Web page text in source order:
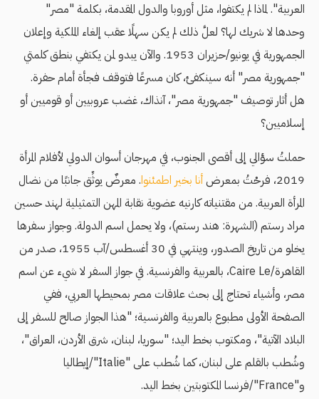
العربية". لماذا لم يكتفوا، مثل أوروبا والدول المقدمة، بكلمة "مصر"
وحدها لا شريك لها؟ لعلَّ ذلك لم يكن سهلًا عقب إلغاء الملكية وإعلان
الجمهورية في يونيو/حزيران 1953. والآن يبدو لمن يكتفي بنطق كلمتي
"جمهورية مصر" أنه سينكفئ، كان مسرعًا فتوقف فجأة أمام حفرة.
هل أثار توصيف "جمهورية مصر"، آنذاك، غضب عروبيين أو قوميين أو
إسلاميين؟
حملتُ سؤالي إلى أقصى الجنوب، في مهرجان أسوان الدولي لأفلام المرأة
2019، فرحْتُ بمعرض
أنا بخير اطمئنوا. معرضٌ يوثِّق جانبًا من نضال
المرأة العربية. من مقتنياته كارنيه عضوية نقابة المهن التمثيلية لهند حسين
مراد رستم (الشهرة: هند رستم)، ولا يحمل اسم الدولة. وجواز سفرها
يخلو من تاريخ الصدور، وينتهي في 30 أغسطس/آب 1955، صدر من
القاهرة/Caire Le، بالعربية والفرنسية. في جواز السفر لا شيء عن اسم
مصر، وأشياء تحتاج إلى بحث علاقات مصر بمحيطها العربي، ففي
الصفحة الأولى مطبوع بالعربية والفرنسية؛ "هذا الجواز صالح للسفر إلى
البلاد الآتية"، ومكتوب بخط اليد؛ "سوريا، لبنان، شرق الأردن، العراق"،
وشُطب بالقلم على لبنان، كما شُطب على "Italie"/إيطاليا
و"France"/فرنسا المكتوبتين بخط اليد.